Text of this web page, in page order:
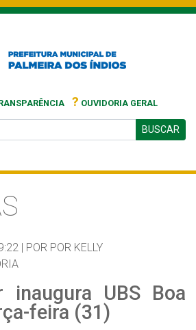
? OUVIDORIA GERAL
BUSCAR
| POR POR KELLY
inaugura UBS Boa
feira (31)